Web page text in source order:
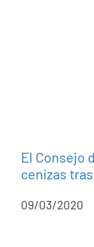
El Consejo
cenizas
09/03/2020